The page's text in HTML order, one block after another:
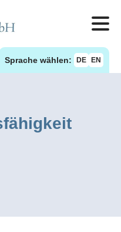
Sprache wählen: DE EN